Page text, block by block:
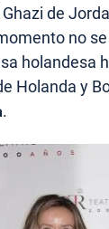
de
no
holandesa
Holanda y
.